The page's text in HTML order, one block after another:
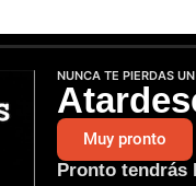
NUNCA TE PIERDAS
Muy pronto
Pronto tendrás